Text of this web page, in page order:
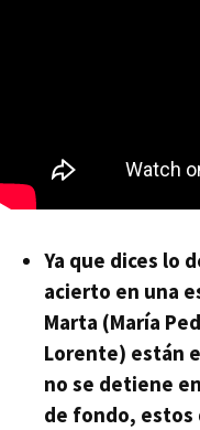
Ya que dices lo
acierto en una
Marta (María
Lorente) están
no se detiene
de fondo, estos